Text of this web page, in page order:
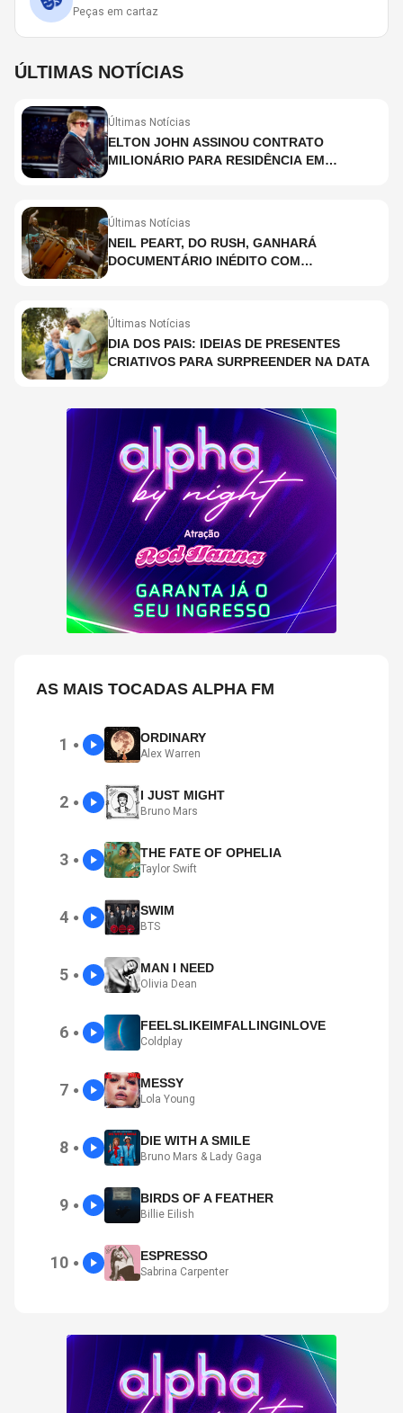
Peças em cartaz
ÚLTIMAS NOTÍCIAS
Últimas Notícias
ELTON JOHN ASSINOU CONTRATO
MILIONÁRIO PARA RESIDÊNCIA EM
Últimas Notícias
NEIL PEART, DO RUSH, GANHARÁ
DOCUMENTÁRIO INÉDITO COM
Últimas Notícias
DIA DOS PAIS: IDEIAS DE PRESENTES
CRIATIVOS PARA SURPREENDER NA DATA
AS MAIS TOCADAS ALPHA FM
1 ● ORDINARY
Alex Warren
2 ● I JUST MIGHT
Bruno Mars
3 ● THE FATE OF OPHELIA
Taylor Swift
4 ● SWIM
BTS
5 ● MAN I NEED
Olivia Dean
6 ● FEELSLIKEIMFALLINGINLOVE
Coldplay
7 ● MESSY
Lola Young
8 ● DIE WITH A SMILE
Bruno Mars & Lady Gaga
9 ● BIRDS OF A FEATHER
Billie Eilish
10 ● ESPRESSO
Sabrina Carpenter